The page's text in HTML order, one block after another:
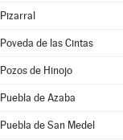
Pizarral
Poveda de las Cintas
Pozos de Hinojo
Puebla de Azaba
Puebla de San Medel